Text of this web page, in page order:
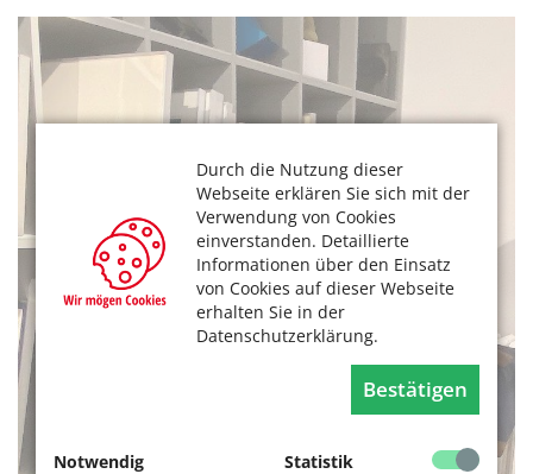
Durch die Nutzung dieser
Webseite erklären Sie sich mit der
Verwendung von Cookies
einverstanden. Detaillierte
Informationen über den Einsatz
von Cookies auf dieser Webseite
erhalten Sie in der
Datenschutzerklärung.
Bestätigen
Notwendig
Statistik